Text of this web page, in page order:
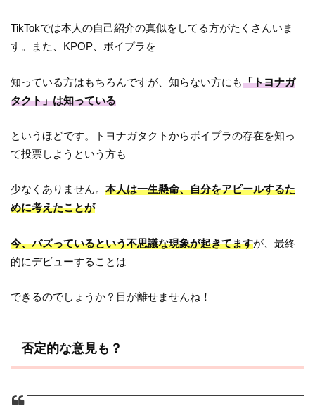
TikTokでは本人の自己紹介の真似をしてる方がたくさんいま
す。また、KPOP、ボイプラを
知っている方はもちろんですが、知らない方にも「トヨナガ
タクト」は知っている
というほどです。トヨナガタクトからボイプラの存在を知っ
て投票しようという方も
少なくありません。本人は一生懸命、自分をアピールするた
めに考えたことが
今、バズっているという不思議な現象が起きてますが、最終
的にデビューすることは
できるのでしょうか？目が離せませんね！
否定的な意見も？